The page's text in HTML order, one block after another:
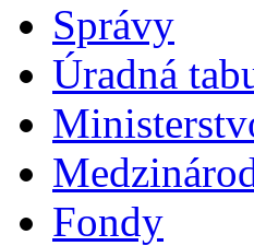
Správy
Úradná
Fondy